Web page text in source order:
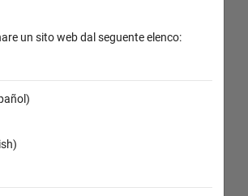
un sito web dal seguente elenco: